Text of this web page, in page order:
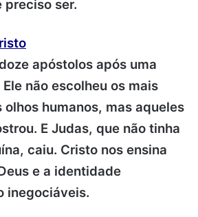
preciso ser.
apóstolos após uma
não escolheu os mais
humanos, mas aqueles
E Judas, que não tinha
caiu. Cristo nos ensina
e a identidade
inegociáveis.